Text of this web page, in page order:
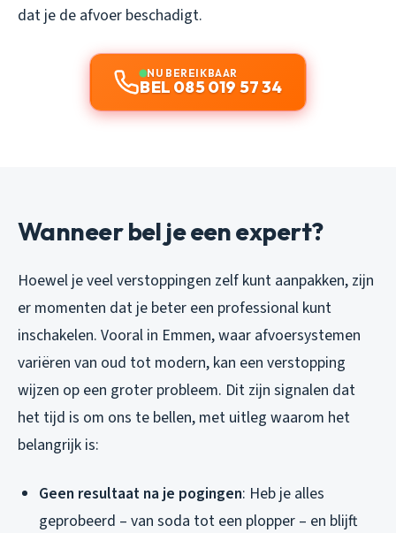
dat je de afvoer beschadigt.
NU BEREIKBAAR
BEL 085 019 57 34
Wanneer bel je een expert?
Hoewel je veel verstoppingen zelf kunt aanpakken, zijn
er momenten dat je beter een professional kunt
inschakelen. Vooral in Emmen, waar afvoersystemen
variëren van oud tot modern, kan een verstopping
wijzen op een groter probleem. Dit zijn signalen dat
het tijd is om ons te bellen, met uitleg waarom het
belangrijk is:
Geen resultaat na je pogingen: Heb je alles
geprobeerd – van soda tot een plopper – en blijft